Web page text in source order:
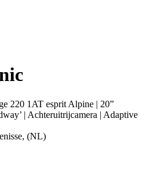
220 1AT esprit Alpine | 20”
| Achteruitrijcamera | Adaptive
(NL)